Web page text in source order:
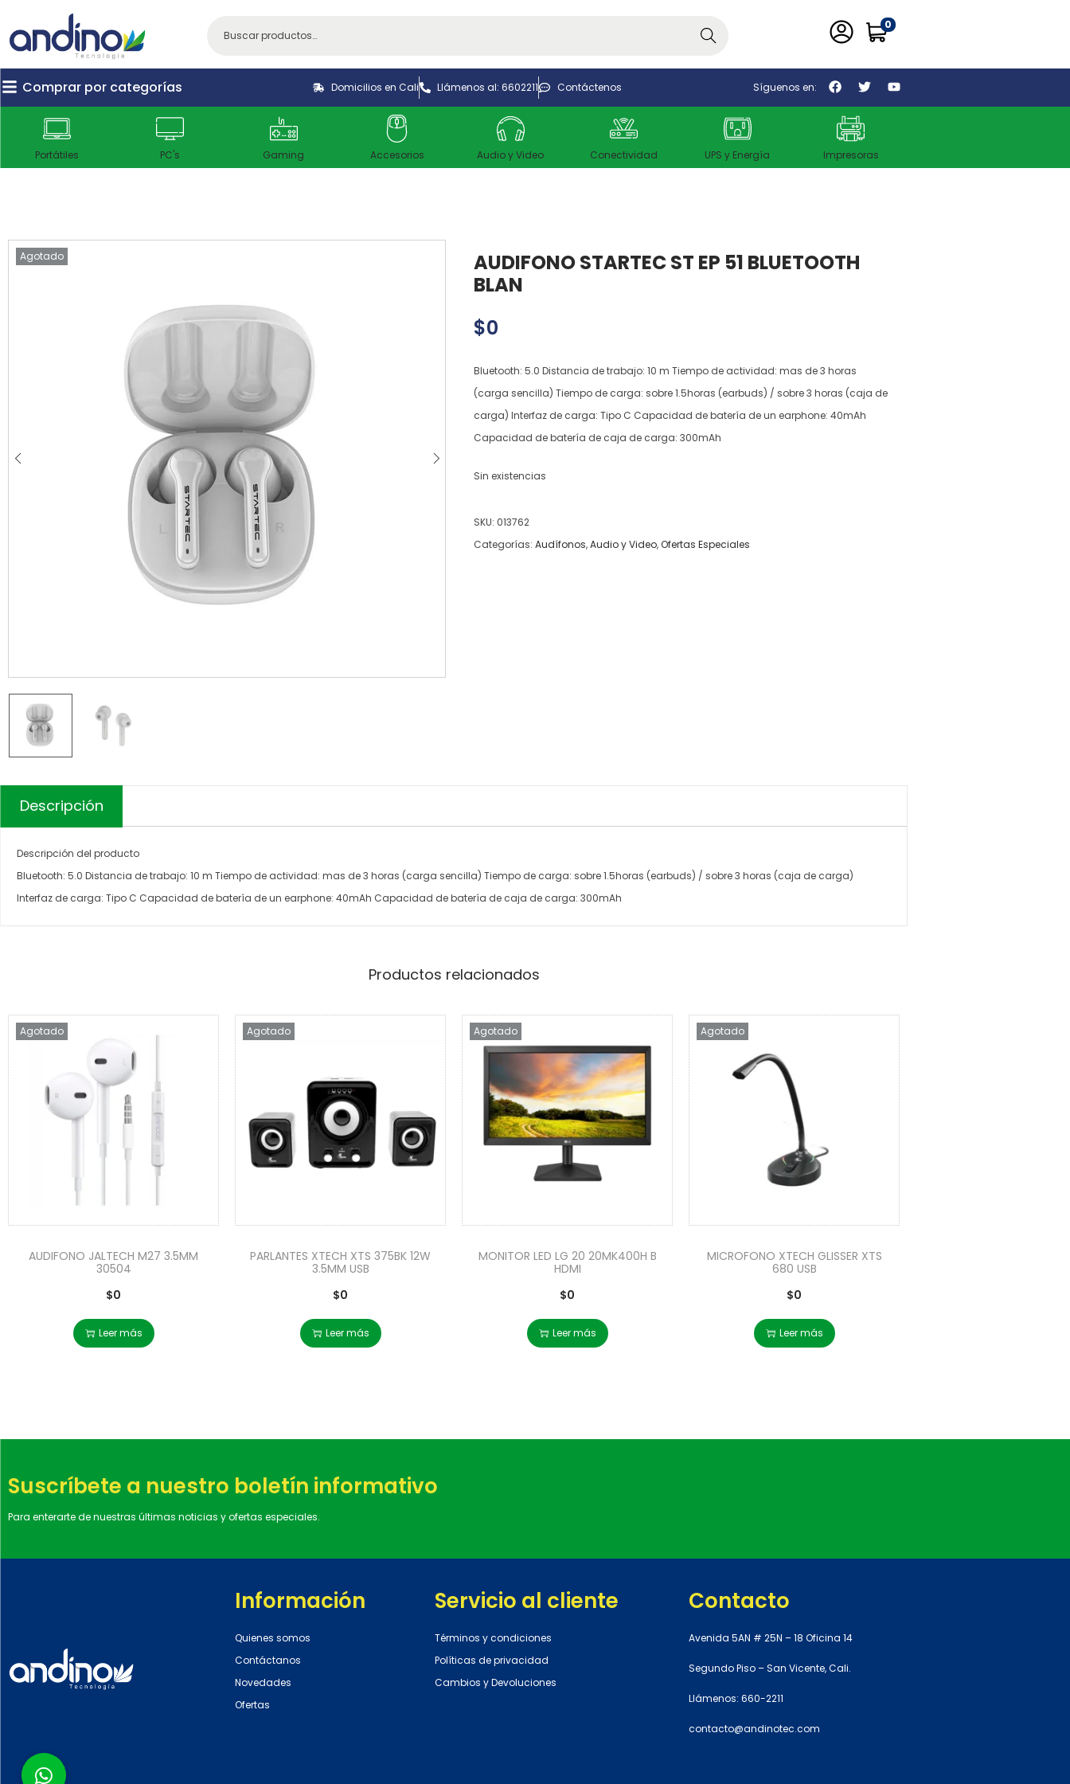
Buscar
0
Comprar por categorías Domicilios en Cali Llámenos al: 6602211 Contáctenos Síguenos en:
Portátiles PC's Gaming Accesorios Audio y Video Conectividad UPS y Energía Impresoras
Agotado
AUDIFONO STARTEC ST EP 51 BLUETOOTH
BLAN
$0
Bluetooth: 5.0 Distancia de trabajo: 10 m Tiempo de actividad: mas de 3 horas
(carga sencilla) Tiempo de carga: sobre 1.5horas (earbuds) / sobre 3 horas (caja de
carga) Interfaz de carga: Tipo C Capacidad de batería de un earphone: 40mAh
Capacidad de batería de caja de carga: 300mAh
Sin existencias
SKU: 013762
Categorías: Audífonos,Audio y Video,Ofertas Especiales
Descripción
Descripción del producto
Bluetooth: 5.0 Distancia de trabajo: 10 m Tiempo de actividad: mas de 3 horas (carga sencilla) Tiempo de carga: sobre 1.5horas (earbuds) / sobre 3 horas (caja de carga)
Interfaz de carga: Tipo C Capacidad de batería de un earphone: 40mAh Capacidad de batería de caja de carga: 300mAh
Productos relacionados
Agotado
AUDIFONO JALTECH M27 3.5MM
30504
$0
Leer más
Agotado
PARLANTES XTECH XTS 375BK 12W
3.5MM USB
$0
Leer más
Agotado
MONITOR LED LG 20 20MK400H B
HDMI
$0
Leer más
Agotado
MICROFONO XTECH GLISSER XTS
680 USB
$0
Leer más
Suscríbete a nuestro boletín informativo
Para enterarte de nuestras últimas noticias y ofertas especiales.
Información
Quienes somos
Contáctanos
Novedades
Ofertas
Servicio al cliente
Términos y condiciones
Políticas de privacidad
Cambios y Devoluciones
Contacto
Avenida 5AN # 25N – 18 Oficina 14
Segundo Piso – San Vicente, Cali.
Llámenos: 660-2211
contacto@andinotec.com